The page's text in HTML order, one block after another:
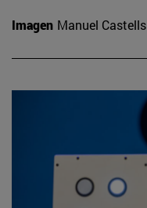
Imagen Manuel Castells